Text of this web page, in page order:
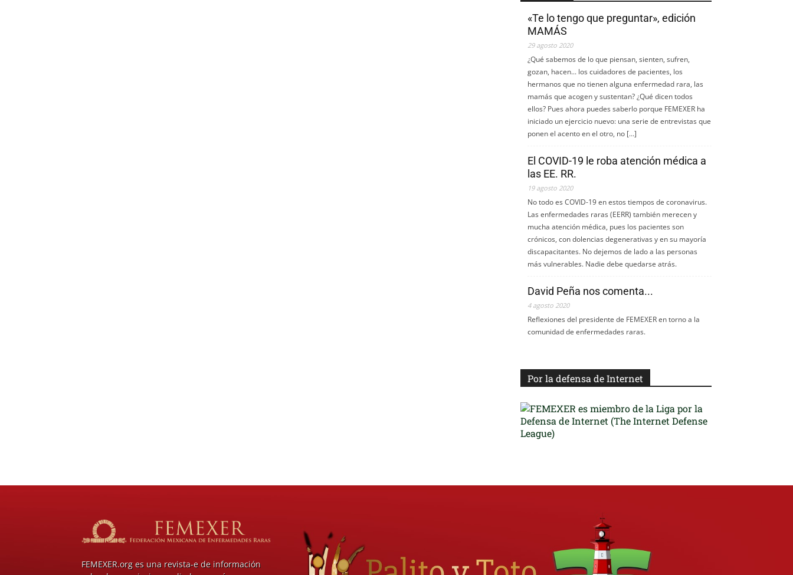
«Te lo tengo que preguntar», edición
MAMÁS
29 agosto 2020
¿Qué sabemos de lo que piensan, sienten, sufren,
gozan, hacen... los cuidadores de pacientes, los
hermanos que no tienen alguna enfermedad rara, las
mamás que acogen y sustentan? ¿Qué dicen todos
ellos? Pues ahora puedes saberlo porque FEMEXER ha
iniciado un ejercicio nuevo: una serie de entrevistas que
ponen el acento en el otro, no […]
El COVID-19 le roba atención médica a
las EE. RR.
19 agosto 2020
No todo es COVID-19 en estos tiempos de coronavirus.
Las enfermedades raras (EERR) también merecen y
mucha atención médica, pues los pacientes son
crónicos, con dolencias degenerativas y en su mayoría
discapacitantes. No dejemos de lado a las personas
más vulnerables. Nadie debe quedarse atrás.
David Peña nos comenta...
4 agosto 2020
Reflexiones del presidente de FEMEXER en torno a la
comunidad de enfermedades raras.
Por la defensa de Internet
FEMEXER.org es una revista-e de información